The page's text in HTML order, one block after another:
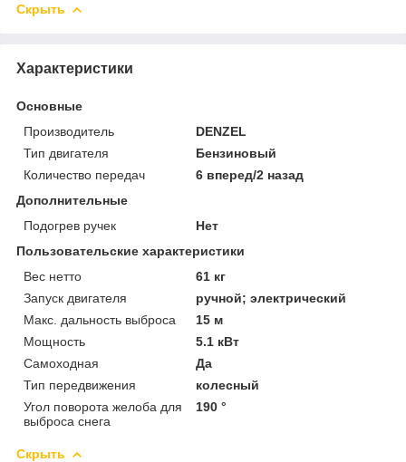
Скрыть
Характеристики
Основные
Производитель
DENZEL
Тип двигателя
Бензиновый
Количество передач
6 вперед/2 назад
Дополнительные
Подогрев ручек
Нет
Пользовательские характеристики
Вес нетто
61 кг
Запуск двигателя
ручной; электрический
Макс. дальность выброса
15 м
Мощность
5.1 кВт
Самоходная
Да
Тип передвижения
колесный
Угол поворота желоба для
выброса снега
190 °
Скрыть